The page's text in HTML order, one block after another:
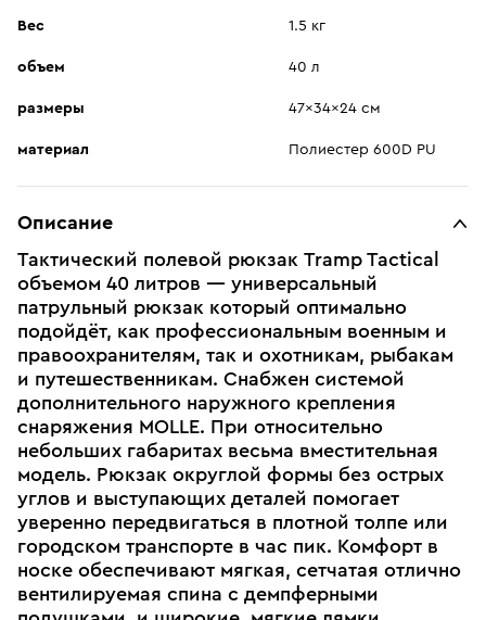
Вес 1.5 кг
объем 40 л
размеры 47x34x24 см
материал Полиестер 600D PU
Описание
Тактический полевой рюкзак Tramp Tactical
объемом 40 литров — универсальный
патрульный рюкзак который оптимально
подойдёт, как профессиональным военным и
правоохранителям, так и охотникам, рыбакам
и путешественникам. Снабжен системой
дополнительного наружного крепления
снаряжения MOLLE. При относительно
небольших габаритах весьма вместительная
модель. Рюкзак округлой формы без острых
углов и выступающих деталей помогает
уверенно передвигаться в плотной толпе или
городском транспорте в час пик. Комфорт в
носке обеспечивают мягкая, сетчатая отлично
вентилируемая спина с демпферными